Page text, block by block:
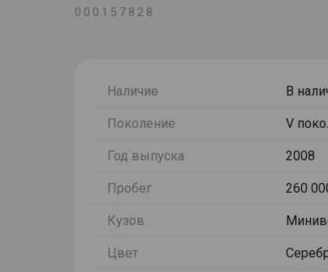
0 0 0 1 5 7 8 2 8
Наличие В
Поколение V
Год выпуска 2008
Пробег 260
Кузов
Цвет